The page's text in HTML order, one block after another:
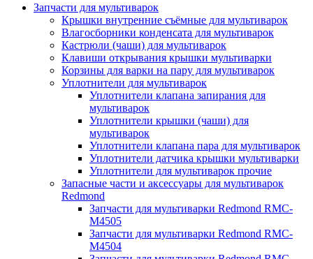
Запчасти для мультиварок
Крышки внутренние съёмные для мультиварок
Влагосборники конденсата для мультиварок
Кастрюли (чаши) для мультиварок
Клавиши открывания крышки мультиварки
Корзины для варки на пару для мультиварок
Уплотнители для мультиварок
Уплотнители клапана запирания для
мультиварок
Уплотнители крышки (чаши) для
мультиварок
Уплотнители клапана пара для мультиварок
Уплотнители датчика крышки мультиварки
Уплотнители для мультиварок прочие
Запасные части и аксессуары для мультиварок
Redmond
Запчасти для мультиварки Redmond RMC-
M4505
Запчасти для мультиварки Redmond RMC-
M4504